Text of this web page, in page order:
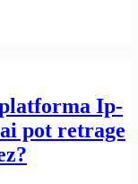
Ip-
pot retrage